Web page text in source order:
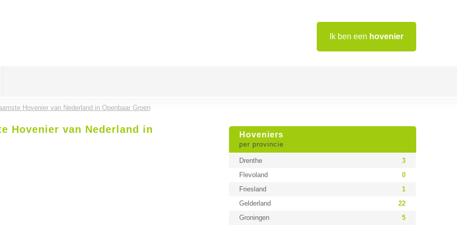
Ik ben een hovenier
Hovenier van Nederland in Openbaar Groen
Hoveniers
per provincie
Drenthe
3
Flevoland
0
Friesland
1
Gelderland
22
Groningen
5
Hovenier van Nederland in